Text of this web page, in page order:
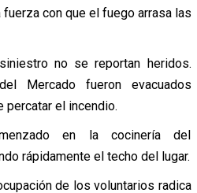
con que el fuego arrasa las
no se reportan heridos.
Mercado fueron evacuados
percatar el incendio.
en la cocinería del
rápidamente el techo del lugar.
de los voluntarios radica